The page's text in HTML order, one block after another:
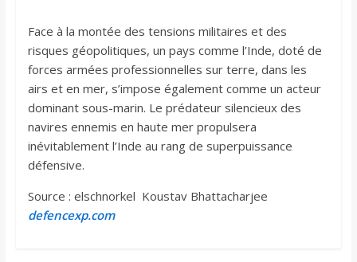
Face à la montée des tensions militaires et des
risques géopolitiques, un pays comme l’Inde, doté de
forces armées professionnelles sur terre, dans les
airs et en mer, s’impose également comme un acteur
dominant sous-marin. Le prédateur silencieux des
navires ennemis en haute mer propulsera
inévitablement l’Inde au rang de superpuissance
défensive.
Source : elschnorkel Koustav Bhattacharjee
defencexp.com